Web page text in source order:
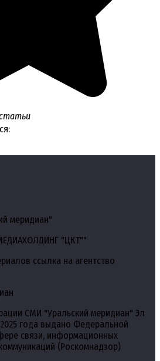
меридиан"
"ЦКТ""
ссылка на агентство
СМИ "Уральский меридиан" Эл
года выдано Федеральной
связи, информационных
(Роскомнадзор)